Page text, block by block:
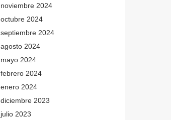
noviembre 2024
octubre 2024
septiembre 2024
agosto 2024
mayo 2024
febrero 2024
enero 2024
diciembre 2023
julio 2023